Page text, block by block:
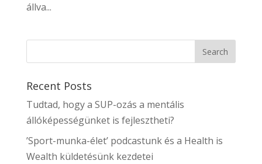
állva...
Recent Posts
Tudtad, hogy a SUP-ozás a mentális
állóképességünket is fejlesztheti?
’Sport-munka-élet’ podcastunk és a Health is
Wealth küldetésünk kezdetei